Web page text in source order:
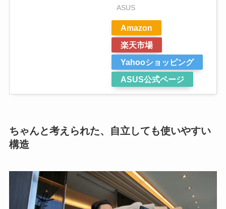
ASUS
Amazon
楽天市場
Yahooショッピング
ASUS公式ページ
ちゃんと考えられた、自立しても使いやすい
構造